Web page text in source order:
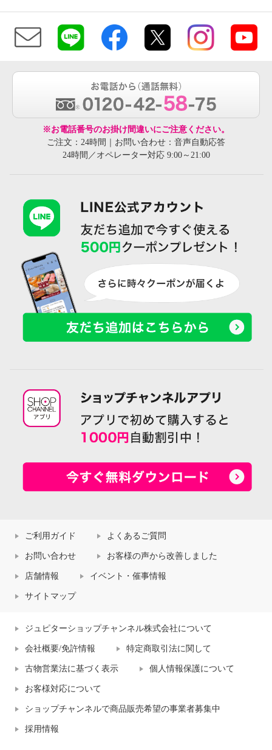
※お電話番号のお掛け間違いにご注意ください。
ご注文：24時間｜お問い合わせ：音声自動応答
24時間／オペレーター対応 9:00～21:00
ご利用ガイド よくあるご質問
お問い合わせ お客様の声から改善しました
店舗情報 イベント・催事情報
サイトマップ
ジュピターショップチャンネル株式会社について
会社概要/免許情報 特定商取引法に関して
古物営業法に基づく表示 個人情報保護について
お客様対応について
ショップチャンネルで商品販売希望の事業者募集中
採用情報